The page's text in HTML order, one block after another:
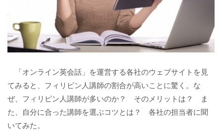
「オンライン英会話」を運営する各社のウェブサイトを見
てみると、フィリピン人講師の割合が高いことに驚く。な
ぜ、フィリピン人講師が多いのか？ そのメリットは？ ま
た、自分に合った講師を選ぶコツとは？ 各社の担当者に聞
いてみた。